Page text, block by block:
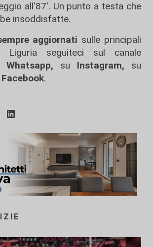
all'87'. Un punto a testa che
insoddisfatte.
aggiornati sulle principali
Liguria seguiteci sul canale
Whatsapp, su Instagram, su
Facebook.